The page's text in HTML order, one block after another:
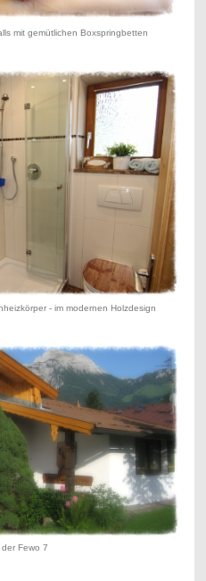
mit gemütlichen Boxspringbetten
- im modernen Holzdesign
der Fewo 7